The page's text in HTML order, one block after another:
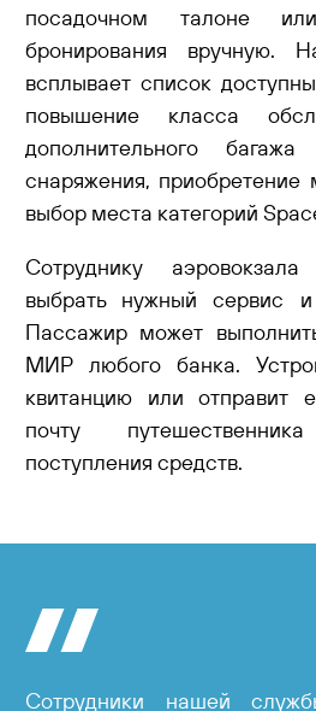
посадочном талоне
бронирования вручную.
всплывает список
повышение класса
дополнительного
снаряжения, приобретение
выбор места категорий
Сотруднику
выбрать нужный сервис и
Пассажир может
МИР любого банка.
квитанцию или отправит
почту
поступления средств.
Сотрудники нашей